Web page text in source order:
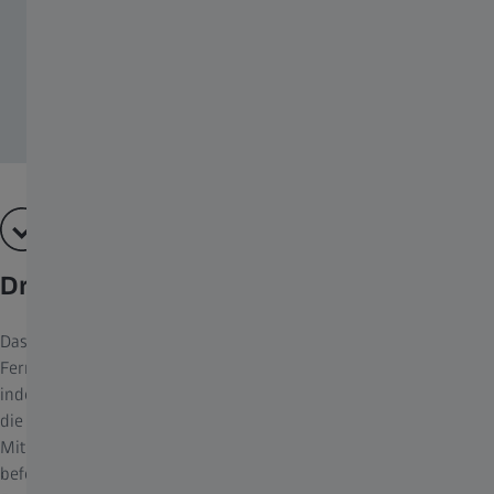
Dreifach verstärkt
Das Mono 3x12 T* verwandelt Ihre Victory FL und Conquest
Ferngläser im Handumdrehen in ein leistungsstarkes Spektiv,
indem es die Vergrößerung verdreifacht. Das ist zum Beispiel für
die Bergjagd eine praktische Alternative zu einem Spektiv.
Mithilfe eines Adapterrings ist das Gerät sicher auf dem Okular
befestigt und es eröffnet sich Ihnen ein detailreiches Seherlebnis.